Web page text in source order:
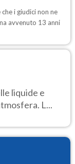
i giudici non ne
avvenuto 13 anni
liquide e
L...